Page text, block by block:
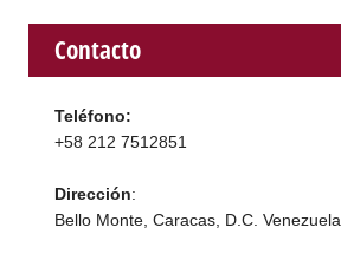
Contacto
Teléfono:
+58 212 7512851
Dirección:
Bello Monte, Caracas, D.C. Venezuela